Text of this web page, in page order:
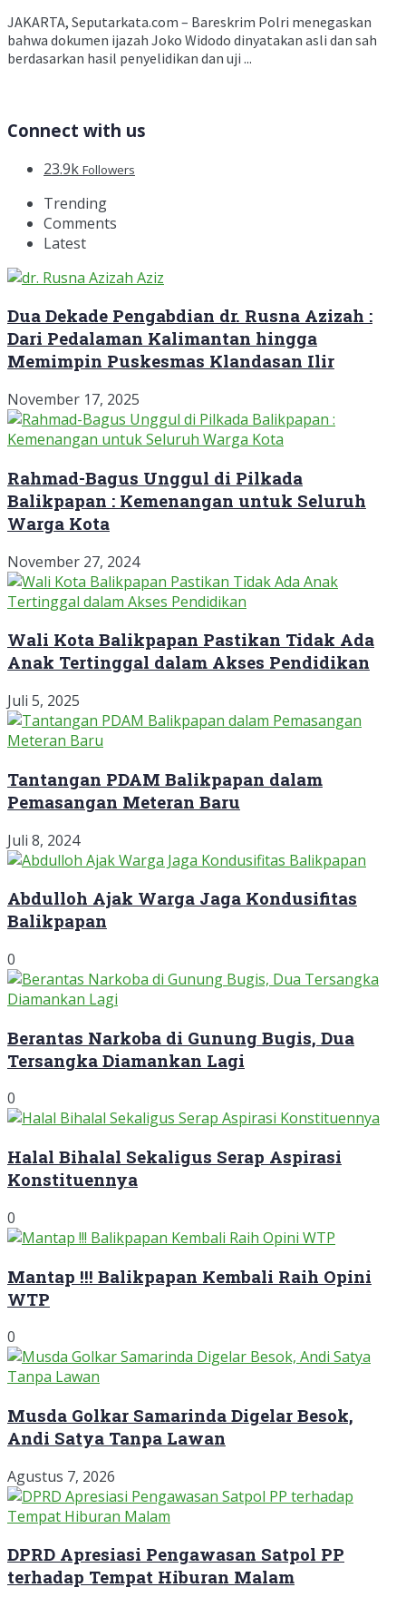
JAKARTA, Seputarkata.com – Bareskrim Polri menegaskan
bahwa dokumen ijazah Joko Widodo dinyatakan asli dan sah
berdasarkan hasil penyelidikan dan uji ...
Connect with us
23.9k Followers
Trending
Comments
Latest
Dua Dekade Pengabdian dr. Rusna Azizah :
Dari Pedalaman Kalimantan hingga
Memimpin Puskesmas Klandasan Ilir
November 17, 2025
Rahmad-Bagus Unggul di Pilkada
Balikpapan : Kemenangan untuk Seluruh
Warga Kota
November 27, 2024
Wali Kota Balikpapan Pastikan Tidak Ada
Anak Tertinggal dalam Akses Pendidikan
Juli 5, 2025
Tantangan PDAM Balikpapan dalam
Pemasangan Meteran Baru
Juli 8, 2024
Abdulloh Ajak Warga Jaga Kondusifitas
Balikpapan
0
Berantas Narkoba di Gunung Bugis, Dua
Tersangka Diamankan Lagi
0
Halal Bihalal Sekaligus Serap Aspirasi
Konstituennya
0
Mantap !!! Balikpapan Kembali Raih Opini
WTP
0
Musda Golkar Samarinda Digelar Besok,
Andi Satya Tanpa Lawan
Agustus 7, 2026
DPRD Apresiasi Pengawasan Satpol PP
terhadap Tempat Hiburan Malam